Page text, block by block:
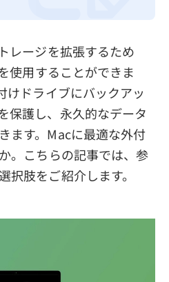
レージを拡張するため
使用することができま
けドライブにバックアッ
保護し、永久的なデータ
ます。Macに最適な外付
。こちらの記事では、参
択肢をご紹介します。